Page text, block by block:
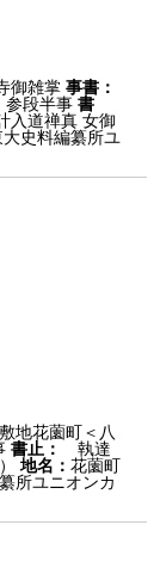
御雑掌 事書：
段半事書
入道禅真 女御
大史料編纂所ユ
地花薗町＜八
書止：
執達
地名：花薗町
所ユニオンカ